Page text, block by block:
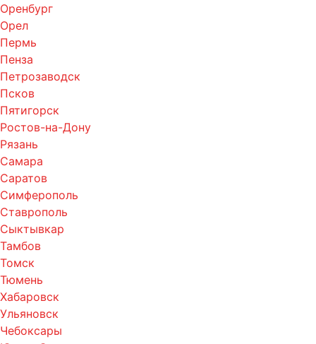
Оренбург
Орел
Пермь
Пенза
Петрозаводск
Псков
Пятигорск
Ростов-на-Дону
Рязань
Самара
Саратов
Симферополь
Ставрополь
Сыктывкар
Тамбов
Томск
Тюмень
Хабаровск
Ульяновск
Чебоксары